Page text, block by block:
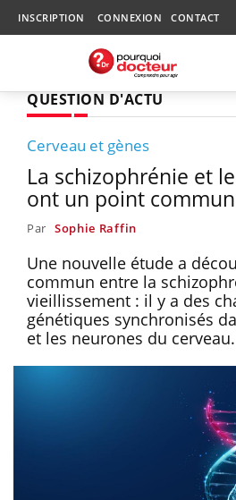
INSCRIPTION CONNEXION CONTACT
QUESTION D'ACTU
Cerveau et gènes
La schizophrénie et
ont un point commun
Par Sophie Raffin
Une nouvelle étude a
commun entre la
vieillissement : il y a des
génétiques synchronisés
et les neurones du cerveau.